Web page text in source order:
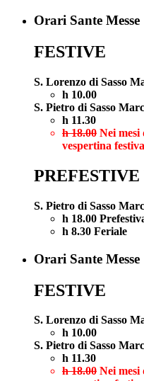
Orari Sante Messe
FESTIVE
S. Lorenzo di Sasso
h 10.00
S. Pietro di Sasso
h 11.30
h 18.00 Nei mesi
vespertina festiva
S. Pietro di Sasso
h 18.00
h 8.30 Feriale
Orari Sante Messe
FESTIVE
S. Lorenzo di Sasso
h 10.00
S. Pietro di Sasso
h 11.30
h 18.00 Nei mesi